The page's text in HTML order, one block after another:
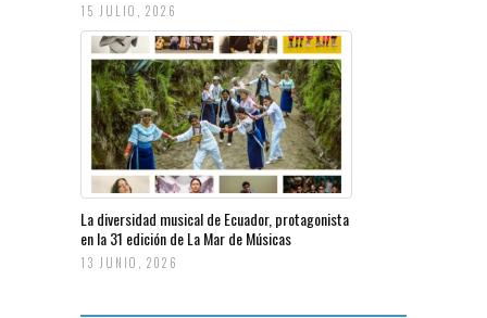
15 JULIO, 2026
La diversidad musical de Ecuador, protagonista
en la 31 edición de La Mar de Músicas
13 JUNIO, 2026